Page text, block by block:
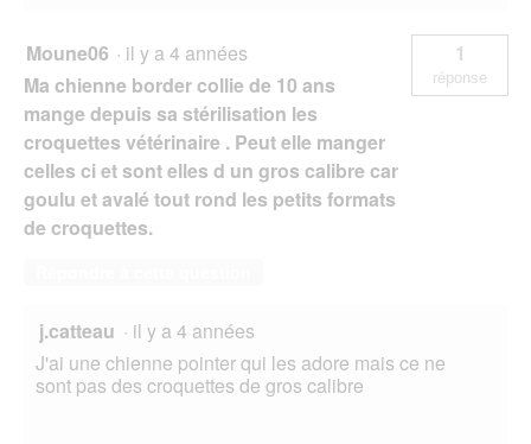
Moune06 · il y a 4 années
Ma chienne border collie de 10 ans
mange depuis sa stérilisation les
croquettes vétérinaire . Peut elle manger
celles ci et sont elles d un gros calibre car
goulu et avalé tout rond les petits formats
de croquettes.
1
réponse
j.catteau · il y a 4 années
J'ai une chienne pointer qui les adore mais ce ne
sont pas des croquettes de gros calibre